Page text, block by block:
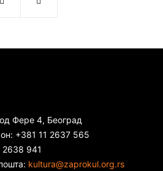
Фере 4, Београд
+381 11 2637 565
2638 941
kultura@zaprokul.org.rs